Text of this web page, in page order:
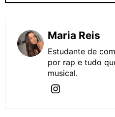
Maria Reis
Estudante de
por rap e tudo
musical.